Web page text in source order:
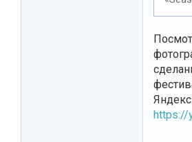
https://